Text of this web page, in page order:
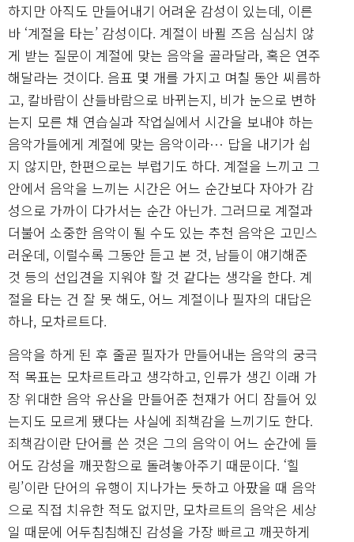
하지만 아직도 만들어내기 어려운 감성이 있는데, 이른
바 ‘계절을 타는’ 감성이다. 계절이 바뀔 즈음 심심치 않
게 받는 질문이 계절에 맞는 음악을 골라달라, 혹은 연주
해달라는 것이다. 음표 몇 개를 가지고 며칠 동안 씨름하
고, 칼바람이 산들바람으로 바뀌는지, 비가 눈으로 변하
는지 모른 채 연습실과 작업실에서 시간을 보내야 하는
음악가들에게 계절에 맞는 음악이라… 답을 내기가 쉽
지 않지만, 한편으로는 부럽기도 하다. 계절을 느끼고 그
안에서 음악을 느끼는 시간은 어느 순간보다 자아가 감
성으로 가까이 다가서는 순간 아닌가. 그러므로 계절과
더불어 소중한 음악이 될 수도 있는 추천 음악은 고민스
러운데, 이럴수록 그동안 듣고 본 것, 남들이 얘기해준
것 등의 선입견을 지워야 할 것 같다는 생각을 한다. 계
절을 타는 건 잘 못 해도, 어느 계절이나 필자의 대답은
하나, 모차르트다.
음악을 하게 된 후 줄곧 필자가 만들어내는 음악의 궁극
적 목표는 모차르트라고 생각하고, 인류가 생긴 이래 가
장 위대한 음악 유산을 만들어준 천재가 어디 잠들어 있
는지도 모르게 됐다는 사실에 죄책감을 느끼기도 한다.
죄책감이란 단어를 쓴 것은 그의 음악이 어느 순간에 들
어도 감성을 깨끗함으로 돌려놓아주기 때문이다. ‘힐
링’이란 단어의 유행이 지나가는 듯하고 아팠을 때 음악
으로 직접 치유한 적도 없지만, 모차르트의 음악은 세상
일 때문에 어두침침해진 감성을 가장 빠르고 깨끗하게